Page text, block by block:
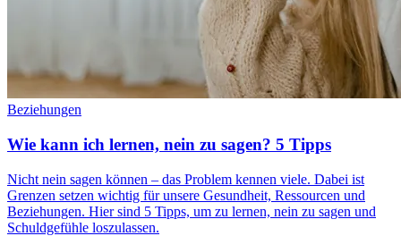
Beziehungen
Wie kann ich lernen, nein zu sagen? 5 Tipps
Nicht nein sagen können – das Problem kennen viele. Dabei ist
Grenzen setzen wichtig für unsere Gesundheit, Ressourcen und
Beziehungen. Hier sind 5 Tipps, um zu lernen, nein zu sagen und
Schuldgefühle loszulassen.